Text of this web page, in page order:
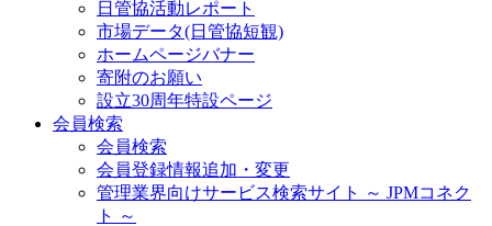
日管協活動レポート
市場データ(日管協短観)
ホームページバナー
寄附のお願い
設立30周年特設ページ
会員検索
会員検索
会員登録情報追加・変更
管理業界向けサービス検索サイト ～ JPMコネク
ト ～